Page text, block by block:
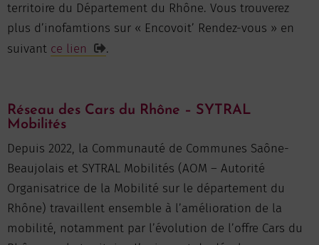
territoire du Département du Rhône. Vous trouverez
plus d’inofamtions sur « Encovoit’ Rendez-vous » en
suivant ce lien .
Réseau des Cars du Rhône – SYTRAL
Mobilités
Depuis 2022, la Communauté de Communes Saône-
Beaujolais et SYTRAL Mobilités (AOM – Autorité
Organisatrice de la Mobilité sur le département du
Rhône) travaillent ensemble à l’amélioration de la
mobilité, notamment par l’évolution de l’offre Cars du